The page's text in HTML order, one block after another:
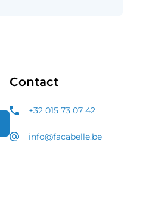
Contact
+32 015 73 07 42
info@facabelle.be